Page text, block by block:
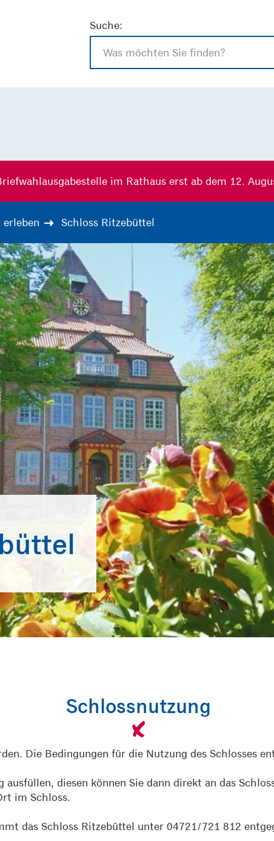
Suche:
im Rathaus erst ab dem 12.
erleben Schloss Ritzebüttel
Schlossnutzung
Die Bedingungen für die Nutzung des Schlosses
diesen können Sie dann direkt an das
im Schloss.
das Schloss Ritzebüttel unter 04721/721 812